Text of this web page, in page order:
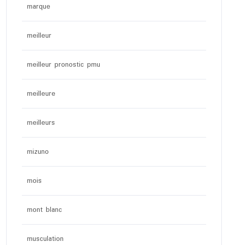
marque
meilleur
meilleur pronostic pmu
meilleure
meilleurs
mizuno
mois
mont blanc
musculation